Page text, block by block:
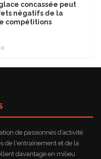
concassée peut
négatifs de la
compétitions
0
de passionnés d’activité
de l'entraînement et de la
davantage en milieu